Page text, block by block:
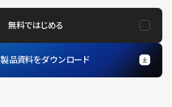
無料ではじめる
製品資料をダウンロード